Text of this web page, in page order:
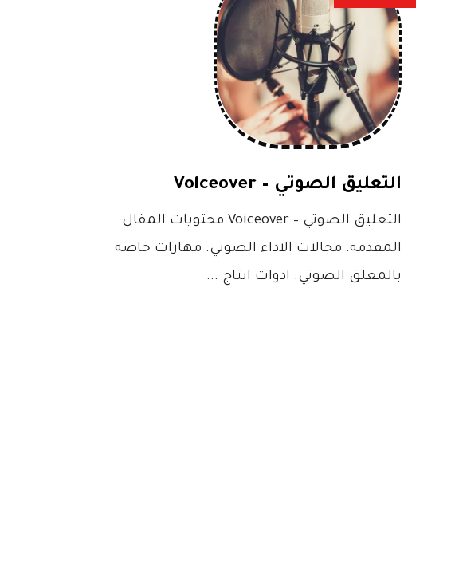
التعليق الصوتي – Voiceover
التعليق الصوتي – Voiceover محتويات المقال:
المقدمة. مجالات الاداء الصوتي. مهارات خاصة
بالمعلق الصوتي. ادوات انتاج ...